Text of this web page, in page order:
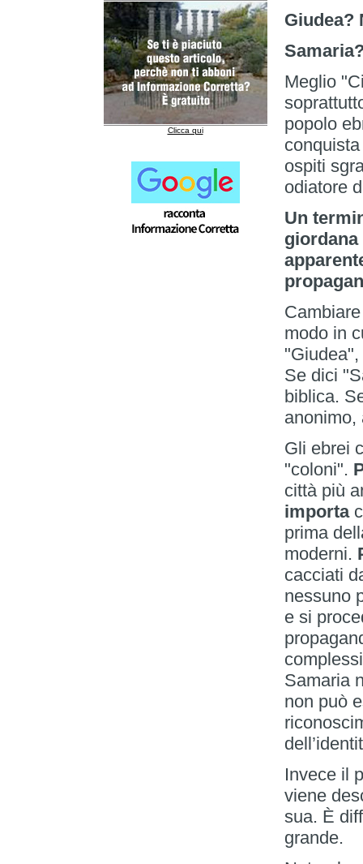
Clicca qui
Giudea?
Meglio
popolo
ospiti
odiatore
Un
giordana
modo in
Se dici
biblica.
anonimo,
Gli ebrei
"coloni".
città più
importa
prima
moderni.
cacciati
nessuno
e si
Samaria
non può
Invece il
viene
sua. È
grande.